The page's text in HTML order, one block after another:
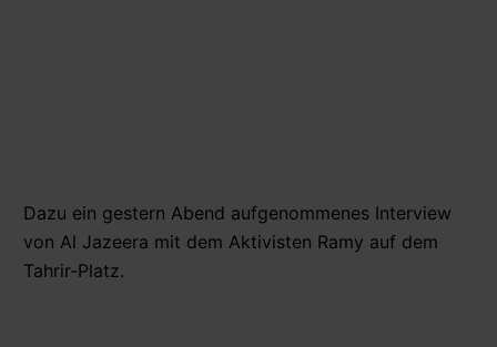
Dazu ein gestern Abend aufgenommenes Interview
von Al Jazeera mit dem Aktivisten Ramy auf dem
Tahrir-Platz.